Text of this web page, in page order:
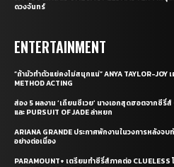
ดวงจันทร์
ENTERTAINMENT
“ถ้ามัวทำตัวแย่คงไม่สนุกแน่” ANYA TAYLOR-
METHOD ACTING
ส่อง 5 ผลงาน ‘เถียนซีเวย’ นางเอกสุดฮอตจากซีรี่ส์
และ PURSUIT OF JADE ล่าหยก
ARIANA GRANDE ประกาศพักงานในวงการหลังจบ
อย่างต่อเนื่อง
PARAMOUNT+ เตรียมทำซีรี่ส์ภาคต่อ CLUELESS